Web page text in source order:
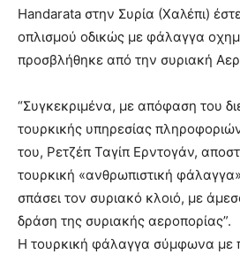
Handarata στην Συρία (Χαλέπι)
οπλισμού οδικώς με φάλαγγα
προσβλήθηκε από την συριακή
“Συγκεκριμένα, με απόφαση του
τουρκικής υπηρεσίας
του, Ρετζέπ Ταγίπ Ερντογάν,
τουρκική «ανθρωπιστική
σπάσει τον συριακό κλοιό, με
δράση της συριακής αεροπορίας”.
Η τουρκική φάλαγγα σύμφωνα με